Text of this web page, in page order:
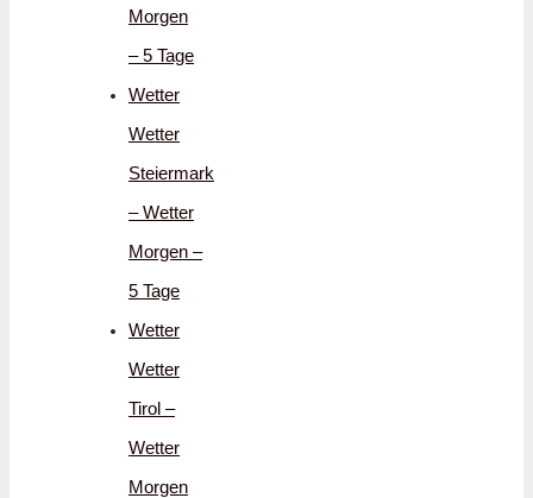
Morgen
– 5 Tage
Wetter
Wetter
Steiermark
– Wetter
Morgen –
5 Tage
Wetter
Wetter
Tirol –
Wetter
Morgen